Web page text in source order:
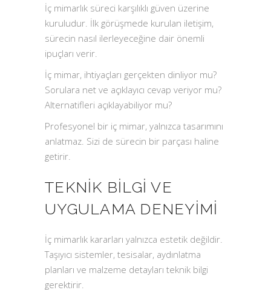
İç mimarlık süreci karşılıklı güven üzerine
kuruludur. İlk görüşmede kurulan iletişim,
sürecin nasıl ilerleyeceğine dair önemli
ipuçları verir.
İç mimar, ihtiyaçları gerçekten dinliyor mu?
Sorulara net ve açıklayıcı cevap veriyor mu?
Alternatifleri açıklayabiliyor mu?
Profesyonel bir iç mimar, yalnızca tasarımını
anlatmaz. Sizi de sürecin bir parçası haline
getirir.
TEKNIK BILGI VE
UYGULAMA DENEYIMI
İç mimarlık kararları yalnızca estetik değildir.
Taşıyıcı sistemler, tesisalar, aydınlatma
planları ve malzeme detayları teknik bilgi
gerektirir.